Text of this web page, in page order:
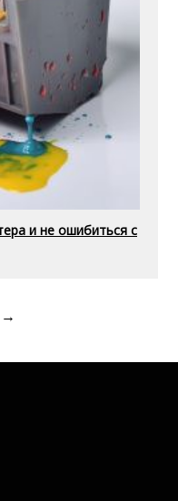
и не ошибиться с
→